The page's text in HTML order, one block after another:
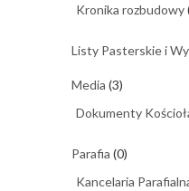
Kronika rozbudowy
Listy Pasterskie i
Media (3)
Dokumenty
Parafia (0)
Kancelaria